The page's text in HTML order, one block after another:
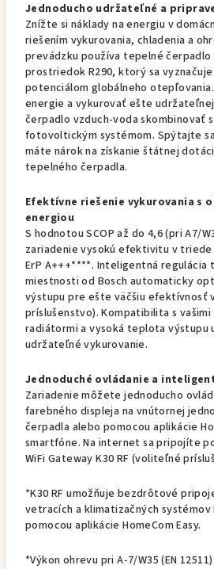
Jednoducho udržateľné a
Znížte si náklady na energiu v
riešením vykurovania, chladenia a
prevádzku používa tepelné
prostriedok R290, ktorý sa
potenciálom globálneho
energie a vykurovať ešte
čerpadlo vzduch-voda skombinovať
fotovoltickým systémom. Spýtajte
máte nárok na získanie štátnej
tepelného čerpadla.
Efektívne riešenie vykurovania s
energiou
S hodnotou SCOP až do 4,6 (pri A7/
zariadenie vysokú efektivitu v
ErP A+++****. Inteligentná
miestnosti od Bosch automaticky
výstupu pre ešte väčšiu efektívnosť
príslušenstvo). Kompatibilita s
radiátormi a vysoká teplota výstupu
udržateľné vykurovanie.
Jednoduché ovládanie a
Zariadenie môžete jednoducho
farebného displeja na vnútornej
čerpadla alebo pomocou aplikácie
smartfóne. Na internet sa pripojíte
WiFi Gateway K30 RF (voliteľné
*K30 RF umožňuje bezdrôtové
vetracích a klimatizačných systémov
pomocou aplikácie HomeCom Easy.
*Výkon ohrevu pri A-7/W35 (EN 12511)